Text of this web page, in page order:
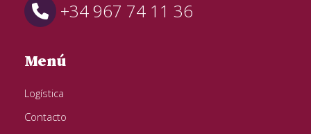
+34 967 74 11 36
Menú
Logística
Contacto